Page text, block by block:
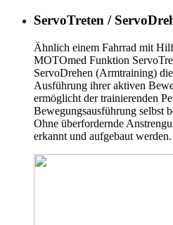
ServoTreten /
Ähnlich einem Fahrrad mit
MOTOmed Funktion
ServoDrehen (Armtraining)
Ausführung ihrer aktiven
ermöglicht der trainierenden
Bewegungsausführung selbst
Ohne überfordernde
erkannt und aufgebaut werden.